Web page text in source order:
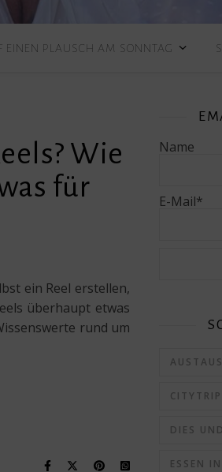
EINEN PLAUSCH AM SONNTAG
Wie
für
ein Reel erstellen,
überhaupt etwas
rund um
Name
E-Mail*
CITYTRIP
DIES
ESSEN